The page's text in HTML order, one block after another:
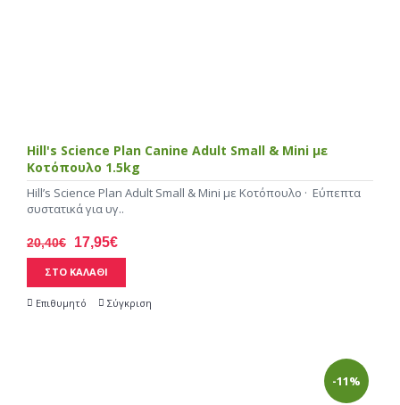
Hill's Science Plan Canine Adult Small & Mini με
Κοτόπουλο 1.5kg
Hill’s Science Plan Adult Small & Mini με Κοτόπουλο · Εύπεπτα
συστατικά για υγ..
20,40€ 17,95€
ΣΤΟ ΚΑΛΑΘΙ
Επιθυμητό Σύγκριση
-11%